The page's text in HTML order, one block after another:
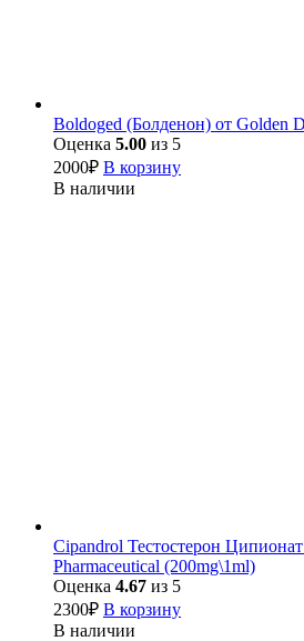
Boldoged (Болденон) от Golden
Оценка 5.00 из 5
2000₽ В корзину
В наличии
Cipandrol Тестостерон
Pharmaceutical (200mg\1ml)
Оценка 4.67 из 5
2300₽ В корзину
В наличии